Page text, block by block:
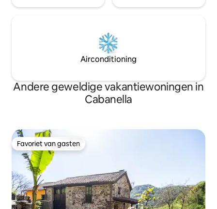
Airconditioning
Andere geweldige vakantiewoningen in
Cabanella
Favoriet van gasten
Favoriet van gasten